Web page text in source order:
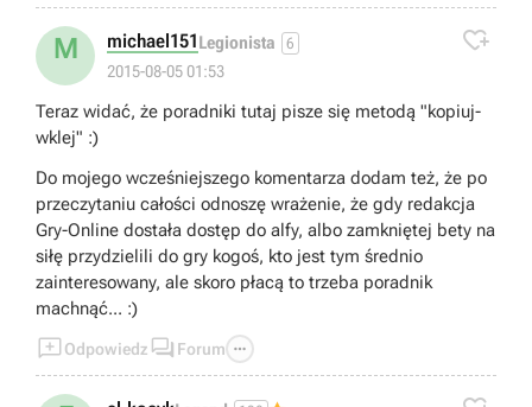
mobilność, zwrotność, niewielki zasięg dział i
najważniejsze, ich liczba. Oczywiście, z pewnością znajdą
się osoby, którym gra nim będzie sprawiała przyjemność,
ale z obiektywnego punktu widzenia to jest po prostu
słaby okręt.
- Do poradnika nie byłem zmuszany, sam się
zaoferowałem do jego napisania ;)
M michael151Legionista 6
2015-08-05 01:53

Teraz widać, że poradniki tutaj pisze się metodą "kopiuj-
wklej" :)
Do mojego wcześniejszego komentarza dodam też, że po
przeczytaniu całości odnoszę wrażenie, że gdy redakcja
Gry-Online dostała dostęp do alfy, albo zamkniętej bety na
siłę przydzielili do gry kogoś, kto jest tym średnio
zainteresowany, ale skoro płacą to trzeba poradnik
machnąć... :)
Odpowiedz  Forum 